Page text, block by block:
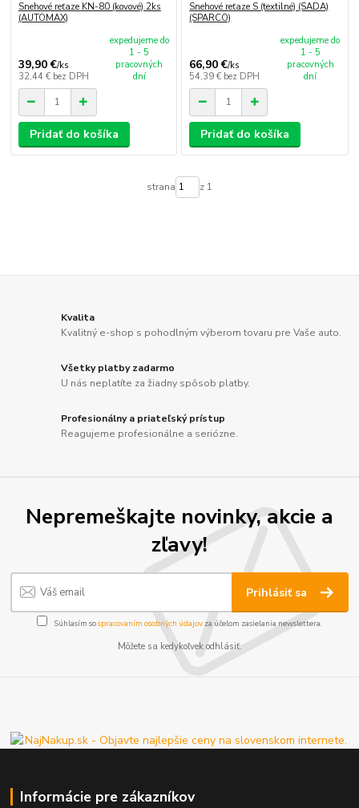
Snehové reťaze KN-80 (kovové) 2ks
(AUTOMAX)
39,90 €/ks
32,44 € bez DPH
expedujeme do
1 - 5
pracovných
dní
Pridať do košíka
Snehové reťaze S (textilné) (SADA)
(SPARCO)
66,90 €/ks
54,39 € bez DPH
expedujeme do
1 - 5
pracovných
dní
Pridať do košíka
strana z 1
Kvalita
Kvalitný e-shop s pohodlným výberom tovaru pre Vaše auto.
Všetky platby zadarmo
U nás neplatíte za žiadny spôsob platby.
Profesionálny a priateľský prístup
Reagujeme profesionálne a seriózne.
Nepremeškajte novinky, akcie a
zľavy!
Prihlásiť sa
Súhlasím sospracovaním osobných údajov za účelom zasielania newslettera.
Môžete sa kedykoľvek odhlásiť.
Informácie pre zákazníkov